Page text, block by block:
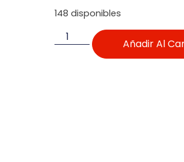
148 disponibles
Añadir Al